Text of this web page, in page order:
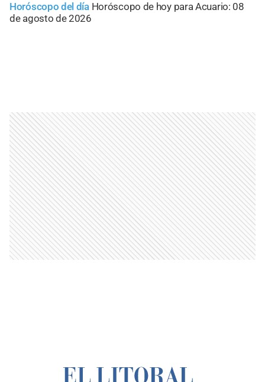
Horóscopo del día Horóscopo de hoy para Acuario: 08
de agosto de 2026